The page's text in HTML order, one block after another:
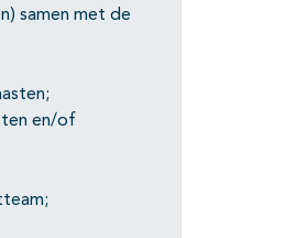
samen met de
en/of